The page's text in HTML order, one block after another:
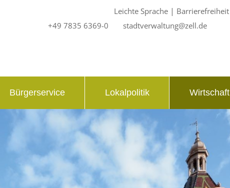
+49 7835 6369-0 stadtverwaltung@zell.de
Leichte Sprache| Barrierefreiheit
Bürgerservice Lokalpolitik Wirtschaft